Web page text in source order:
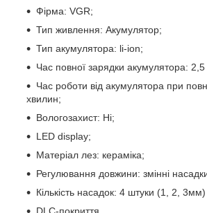
Фірма: VGR;
Тип живлення: Акумулятор;
Тип акумулятора: li-ion;
Час повної зарядки акумулятора: 2,5
Час роботи від акумулятора при
хвилин;
Вологозахист: Ні;
LED display;
Матеріал лез: кераміка;
Регулювання довжини: змінні
Кількість насадок: 4 штуки (1, 2, 3мм)
DLC-покриття